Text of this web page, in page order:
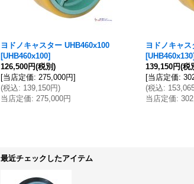
ヨドノキャスター UHB460x100
[UHB460x100]
126,500円(税別)
[当店定価: 275,000円]
(税込: 139,150円)
当店定価: 275,000円
ヨドノキャ
[UHB460x130]
139,150円(税
[当店定価:
(税込:
当店定価:
最近チェックしたアイテム